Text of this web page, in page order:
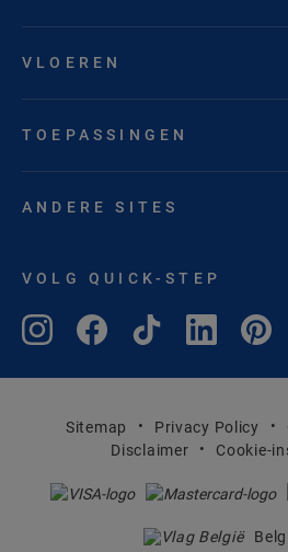
VLOEREN
TOEPASSINGEN
ANDERE SITES
VOLG QUICK-STEP
Sitemap Privacy Policy
Disclaimer
Cookie-